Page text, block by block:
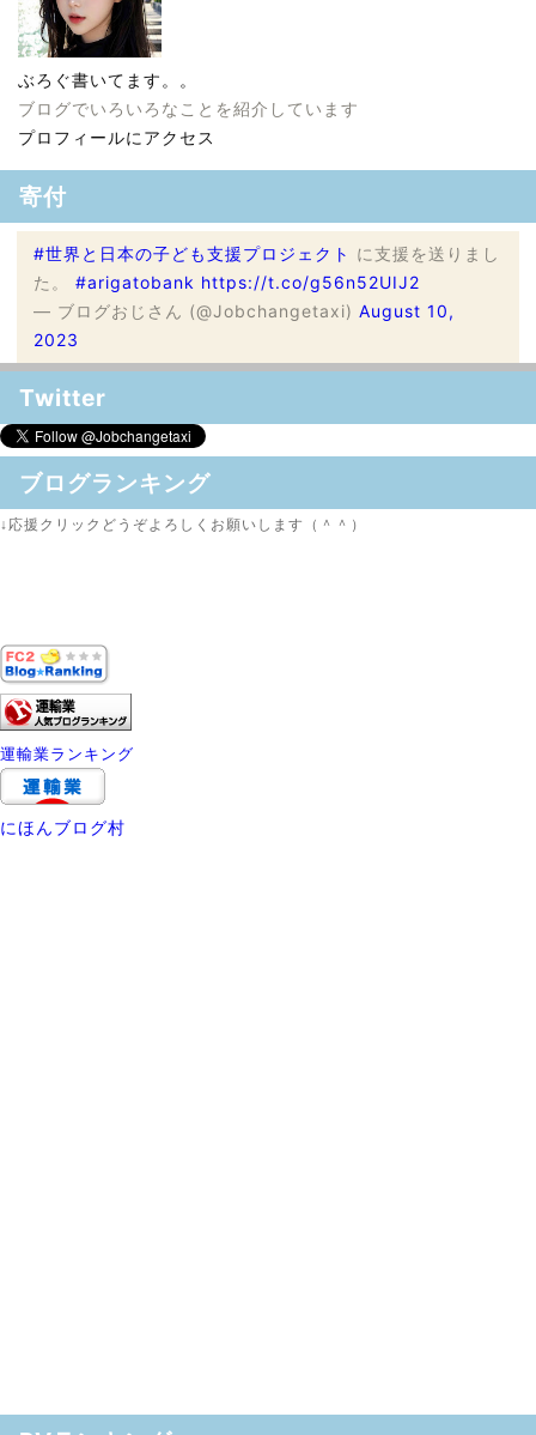
ぶろぐ書いてます。。
ブログでいろいろなことを紹介しています
プロフィールにアクセス
寄付
#世界と日本の子ども支援プロジェクト に支援を送りまし
た。 #arigatobank https://t.co/g56n52UIJ2
— ブログおじさん (@Jobchangetaxi) August 10,
2023
Twitter
ブログランキング
↓応援クリックどうぞよろしくお願いします（＾＾）
運輸業ランキング
にほんブログ村